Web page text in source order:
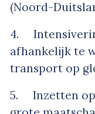
(Noord-
4.
afhankelijk te
transport op
5. Inzetten op